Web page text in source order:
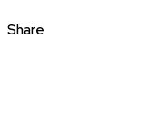
Share